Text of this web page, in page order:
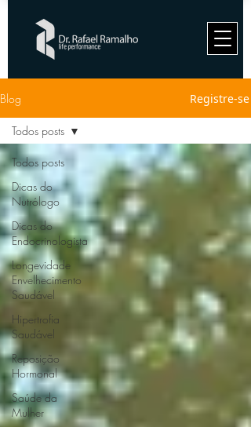
Blog Registre-se
Todos posts
Dicas do
Nutrólogo
Dicas do
Endocrinologista
Longevidade
Envelhecimento
Saudável
Hipertrofia
Saudável
Reposição
Hormonal
Saúde da
Mulher
Todos posts